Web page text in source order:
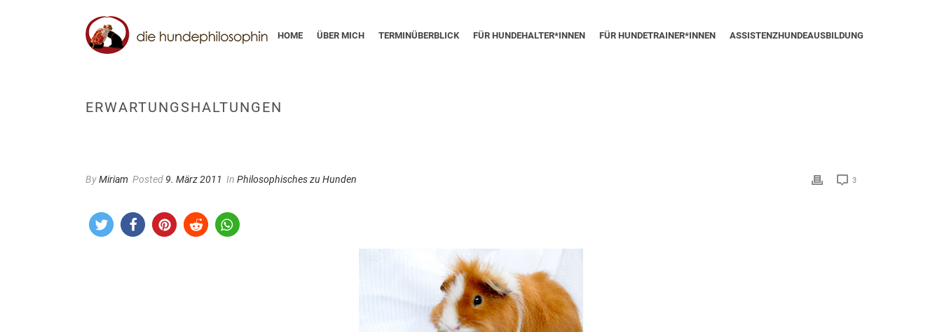
HOME ÜBER MICH TERMINÜBERBLICK FÜR HUNDEHALTER*INNEN FÜR HUNDETRAINER*INNEN ASSISTENZHUNDEAUSBILDUNG
ERWARTUNGSHALTUNGEN
ByMiriam Posted 9. März 2011 In Philosophisches zu Hunden 3